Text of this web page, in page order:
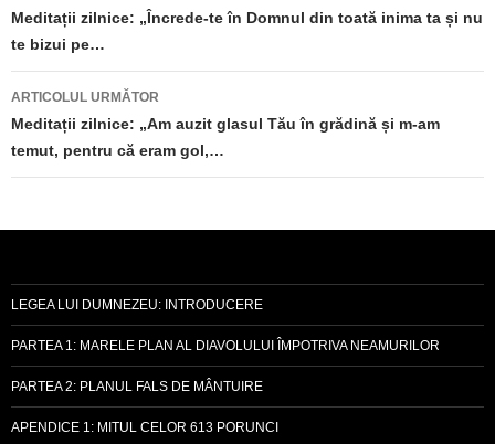
în
articole
Meditații zilnice: „Încrede-te în Domnul din toată inima ta și nu
te bizui pe…
ARTICOLUL URMĂTOR
Meditații zilnice: „Am auzit glasul Tău în grădină și m-am
temut, pentru că eram gol,…
LEGEA LUI DUMNEZEU: INTRODUCERE
PARTEA 1: MARELE PLAN AL DIAVOLULUI ÎMPOTRIVA NEAMURILOR
PARTEA 2: PLANUL FALS DE MÂNTUIRE
APENDICE 1: MITUL CELOR 613 PORUNCI